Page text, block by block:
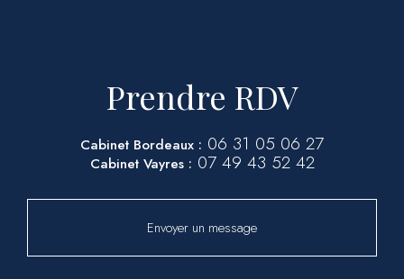
Prendre RDV
Cabinet Bordeaux : 06 31 05 06 27
Cabinet Vayres : 07 49 43 52 42
Envoyer un message